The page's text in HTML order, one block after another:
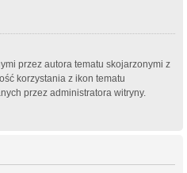
przez autora tematu skojarzonymi z
korzystania z ikon tematu
przez administratora witryny.